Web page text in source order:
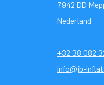
7942 DD
Nederland
+32 38 082
info@jb-